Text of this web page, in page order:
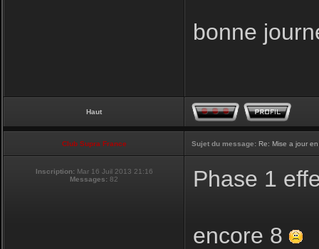
bonne
Haut
Club Supra France Sujet du message: Re: Mise a jour
Inscription: Mar 16 Juil 2013 21:16
Messages: 82 Phase 1
encore 8